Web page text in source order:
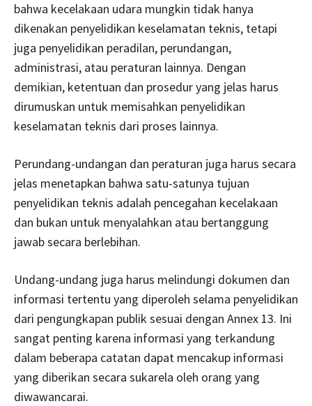
bahwa kecelakaan udara mungkin tidak hanya
dikenakan penyelidikan keselamatan teknis, tetapi
juga penyelidikan peradilan, perundangan,
administrasi, atau peraturan lainnya. Dengan
demikian, ketentuan dan prosedur yang jelas harus
dirumuskan untuk memisahkan penyelidikan
keselamatan teknis dari proses lainnya.
Perundang-undangan dan peraturan juga harus secara
jelas menetapkan bahwa satu-satunya tujuan
penyelidikan teknis adalah pencegahan kecelakaan
dan bukan untuk menyalahkan atau bertanggung
jawab secara berlebihan.
Undang-undang juga harus melindungi dokumen dan
informasi tertentu yang diperoleh selama penyelidikan
dari pengungkapan publik sesuai dengan Annex 13. Ini
sangat penting karena informasi yang terkandung
dalam beberapa catatan dapat mencakup informasi
yang diberikan secara sukarela oleh orang yang
diwawancarai.